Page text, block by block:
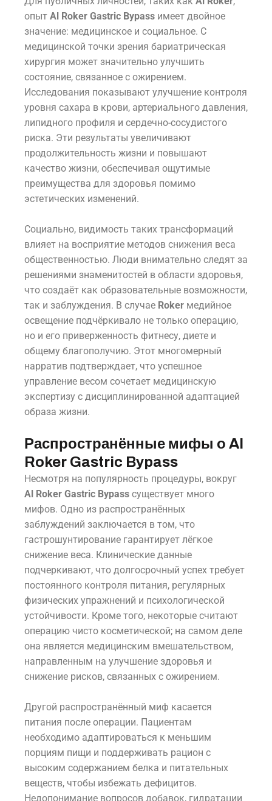
опыт Al Roker Gastric Bypass имеет двойное
значение: медицинское и социальное. С
медицинской точки зрения бариатрическая
хирургия может значительно улучшить
состояние, связанное с ожирением.
Исследования показывают улучшение контроля
уровня сахара в крови, артериального давления,
липидного профиля и сердечно-сосудистого
риска. Эти результаты увеличивают
продолжительность жизни и повышают
качество жизни, обеспечивая ощутимые
преимущества для здоровья помимо
эстетических изменений.
Социально, видимость таких трансформаций
влияет на восприятие методов снижения веса
общественностью. Люди внимательно следят за
решениями знаменитостей в области здоровья,
что создаёт как образовательные возможности,
так и заблуждения. В случае Roker медийное
освещение подчёркивало не только операцию,
но и его приверженность фитнесу, диете и
общему благополучию. Этот многомерный
нарратив подтверждает, что успешное
управление весом сочетает медицинскую
экспертизу с дисциплинированной адаптацией
образа жизни.
Распространённые мифы о Al
Roker Gastric Bypass
Несмотря на популярность процедуры, вокруг
Al Roker Gastric Bypass существует много
мифов. Одно из распространённых
заблуждений заключается в том, что
гастрошунтирование гарантирует лёгкое
снижение веса. Клинические данные
подчеркивают, что долгосрочный успех требует
постоянного контроля питания, регулярных
физических упражнений и психологической
устойчивости. Кроме того, некоторые считают
операцию чисто косметической; на самом деле
она является медицинским вмешательством,
направленным на улучшение здоровья и
снижение рисков, связанных с ожирением.
Другой распространённый миф касается
питания после операции. Пациентам
необходимо адаптироваться к меньшим
порциям пищи и поддерживать рацион с
высоким содержанием белка и питательных
веществ, чтобы избежать дефицитов.
Недопонимание вопросов добавок, гидратации